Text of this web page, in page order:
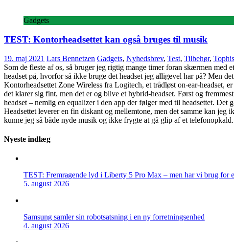
Gadgets
TEST: Kontorheadsettet kan også bruges til musik
19. maj 2021 Lars Bennetzen Gadgets, Nyhedsbrev, Test, Tilbehør,
Som de fleste af os, så bruger jeg rigtig mange timer foran skærmen med
headset på, hvorfor så ikke bruge det headset jeg alligevel har på? Men
Kontorheadsettet Zone Wireless fra Logitech, et trådløst on-ear-headset,
det klarer sig fint, men det er og blive et hybrid-headset. Først og
headset – nemlig en equalizer i den app der følger med til headsettet.
Headsettet leverer en fin diskant og mellemtone, men det samme kan
kunne jeg så både nyde musik og ikke frygte at gå glip af et
Nyeste indlæg
TEST: Fremragende lyd i Liberty 5 Pro Max – men har vi brug for
5. august 2026
Samsung samler sin robotsatsning i en ny forretningsenhed
4. august 2026